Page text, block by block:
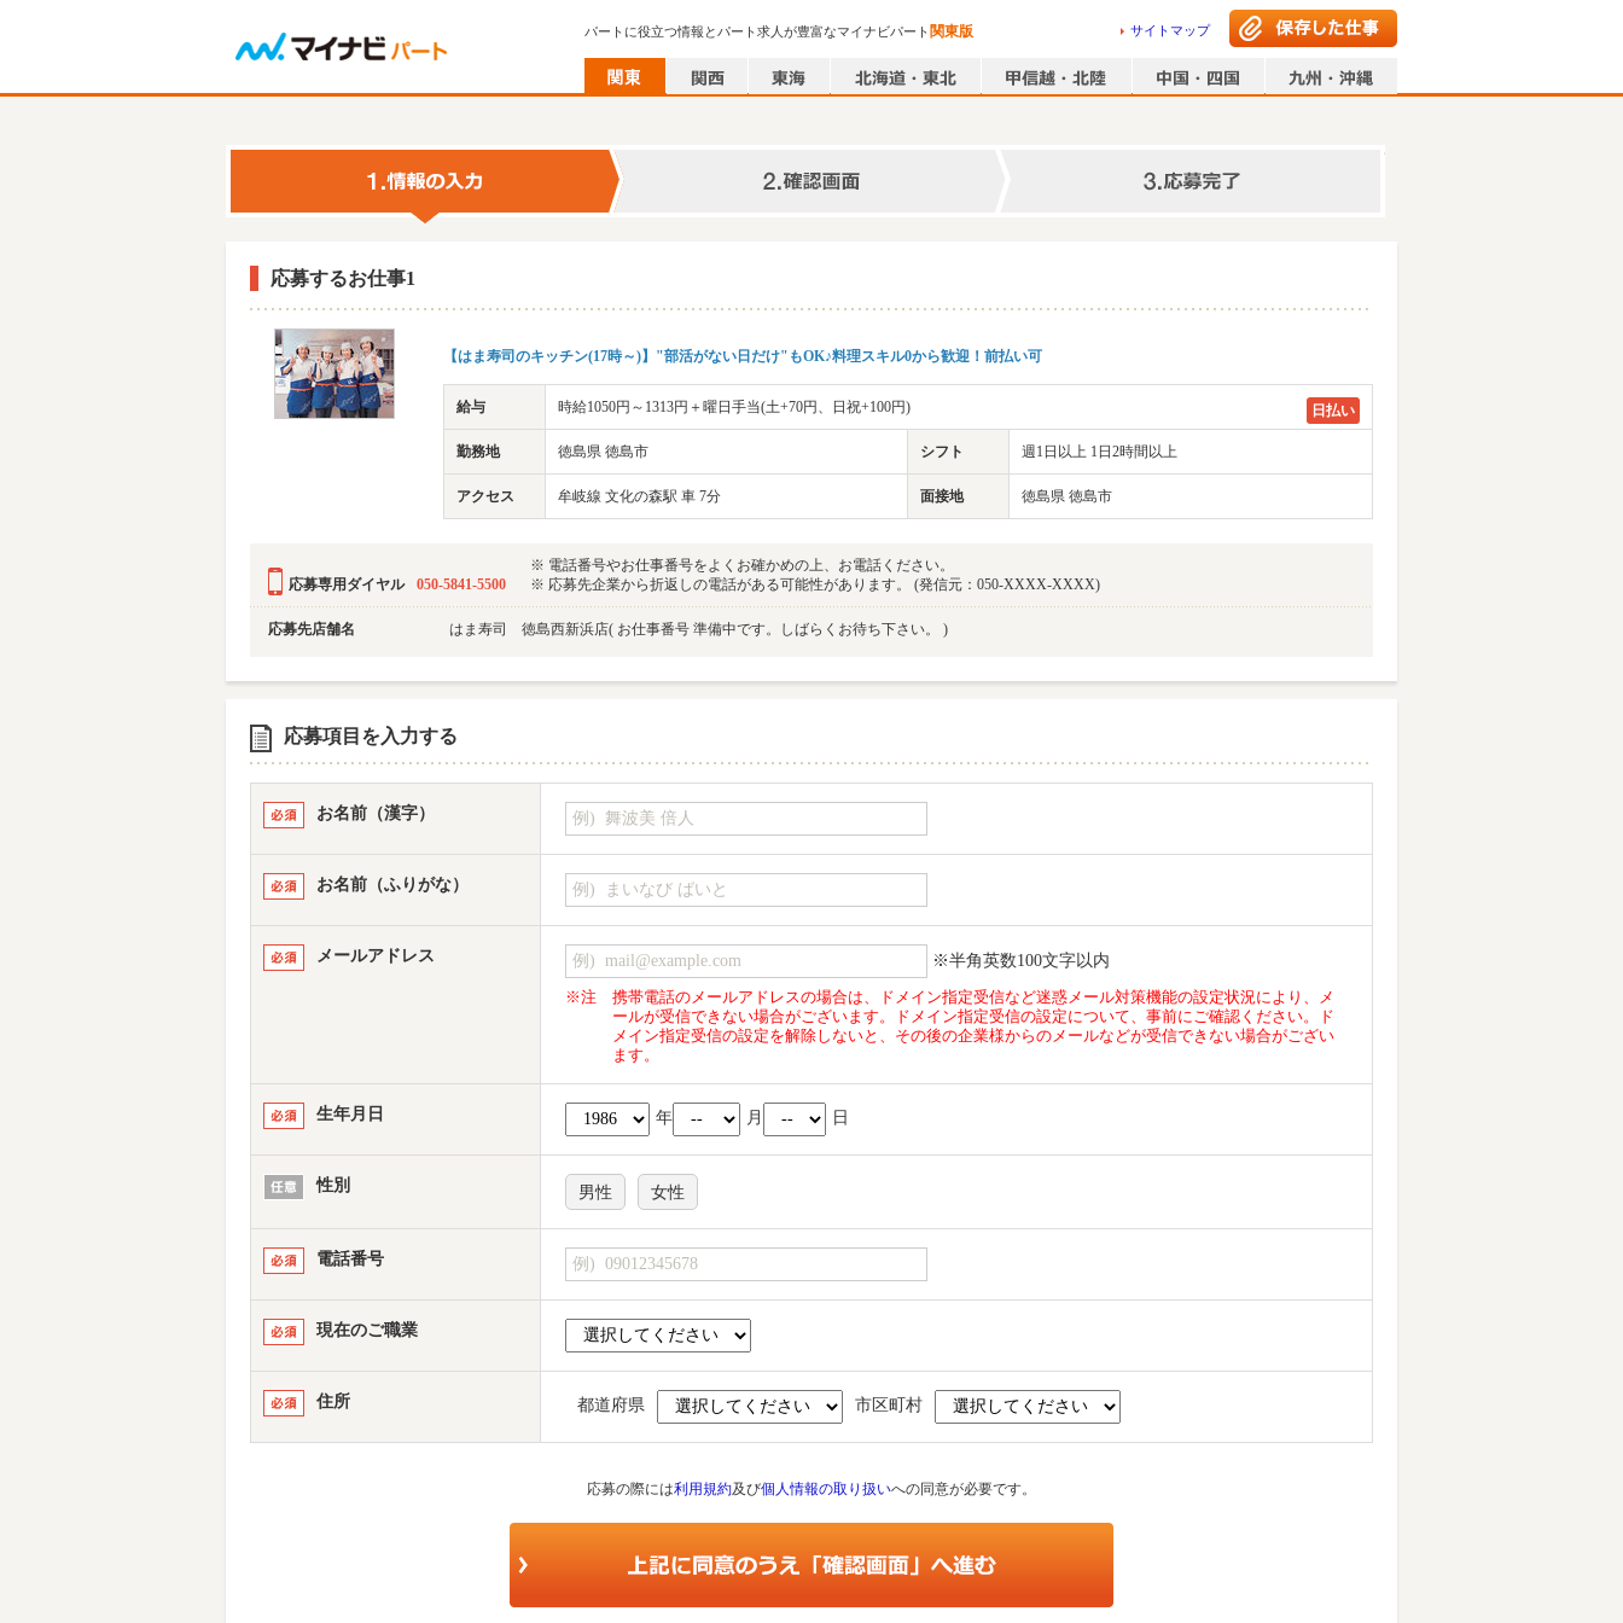
パートに役立つ情報とパート求人が豊富なマイナビパート 関東版 サイトマップ
応募するお仕事1
【はま寿司のキッチン(17時～)】"部活がない日だけ"もOK♪料理スキル0から歓迎！前払い可
給与 時給1050円～1313円＋曜日手当(土+70円、日祝+100円) 日払い
勤務地 徳島県 徳島市 シフト 週1日以上 1日2時間以上
アクセス 牟岐線 文化の森駅 車 7分 面接地 徳島県 徳島市
応募専用ダイヤル 050-5841-5500
※ 電話番号やお仕事番号をよくお確かめの上、お電話ください。
※ 応募先企業から折返しの電話がある可能性があります。 (発信元：050-XXXX-XXXX)
応募先店舗名 はま寿司 徳島西新浜店( お仕事番号 準備中です。しばらくお待ち下さい。 )
応募項目を入力する
お名前（漢字）
お名前（ふりがな）
メールアドレス
※半角英数100文字以内
※注
携帯電話のメールアドレスの場合は、ドメイン指定受信など迷惑メール対策機能の設定状況により、メ
ールが受信できない場合がございます。ドメイン指定受信の設定について、事前にご確認ください。ド
メイン指定受信の設定を解除しないと、その後の企業様からのメールなどが受信できない場合がござい
ます。
生年月日 年 月 日
性別 男性 女性
電話番号
現在のご職業
住所 都道府県 市区町村
応募の際には利用規約及び個人情報の取り扱いへの同意が必要です。